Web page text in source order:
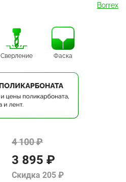
Borrex
Сверление Фаска
4 100 ₽
3 895 ₽
Скидка 205 ₽